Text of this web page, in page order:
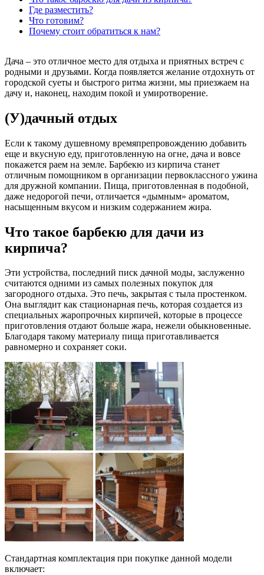
Где разместить?
Что готовим?
Почему стоит обратиться к нам?
Дача – это отличное место для отдыха и приятных встреч с
родными и друзьями. Когда появляется желание отдохнуть от
городской суеты и быстрого ритма жизни, мы приезжаем на
дачу и, наконец, находим покой и умиротворение.
(У)дачный отдых
Если к такому душевному времяпрепровождению добавить
еще и вкусную еду, приготовленную на огне, дача и вовсе
покажется раем на земле. Барбекю из кирпича станет
отличным помощником в организации первоклассного ужина
для дружной компании. Пища, приготовленная в подобной,
даже недорогой печи, отличается «дымным» ароматом,
насыщенным вкусом и низким содержанием жира.
Что такое барбекю для дачи из
кирпича?
Эти устройства, последний писк дачной моды, заслуженно
считаются одними из самых полезных покупок для
загородного отдыха. Это печь, закрытая с тыла простенком.
Она выглядит как стационарная печь, которая создается из
специальных жаропрочных кирпичей, которые в процессе
приготовления отдают больше жара, нежели обыкновенные.
Благодаря такому материалу пища приготавливается
равномерно и сохраняет соки.
Стандартная комплектация при покупке данной модели
включает: